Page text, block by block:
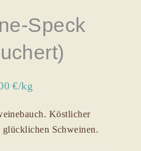
Speck
€/kg
Köstlicher
glücklichen Schweinen.